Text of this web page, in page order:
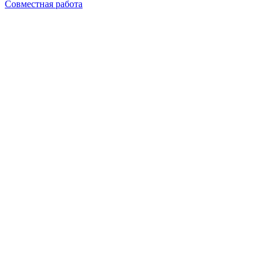
Совместная работа